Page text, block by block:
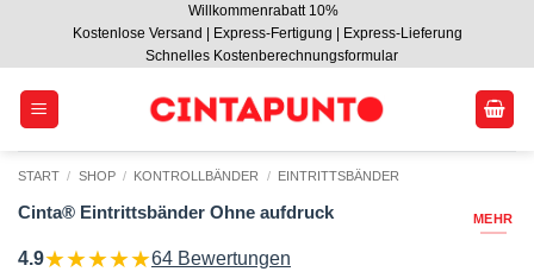
springen
Willkommenrabatt 10%
Kostenlose Versand | Express-Fertigung | Express-Lieferung
Schnelles Kostenberechnungsformular
START / SHOP / KONTROLLBÄNDER / EINTRITTSBÄNDER
Cinta® Eintrittsbänder Ohne aufdruck
4.9★★★★★64 Bewertungen
MEHR